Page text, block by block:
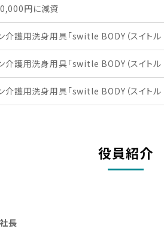
円に減資
介護用洗身用具「switle BODY（スイトル
介護用洗身用具「switle BODY（スイト
介護用洗身用具「switle BODY（スイト
役員紹介
長